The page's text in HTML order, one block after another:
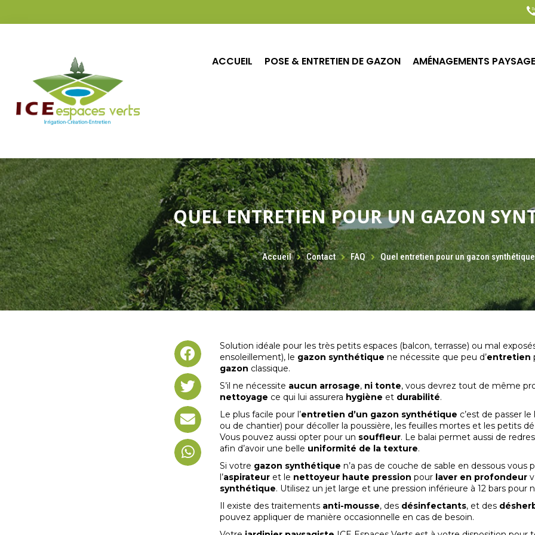
ACCUEIL POSE & ENTRETIEN DE GAZON AMÉNAGEMENTS
ACCUEIL POSE & ENTRETIEN DE GAZON AMÉNAGEMENTS PAYSAGERS ENTRETIEN &
QUEL ENTRETIEN POUR UN GAZON
Accueil Contact FAQ Quel entretien pour un gazon
Solution idéale pour les très petits espaces (balcon, terrasse) ou mal
ensoleillement), le gazon synthétique ne nécessite que peu d’entretien
gazon classique.
S’il ne nécessite aucun arrosage, ni tonte, vous devrez tout de même
nettoyage ce qui lui assurera hygiène et durabilité.
Le plus facile pour l’entretien d’un gazon synthétique c’est de passer le
ou de chantier) pour décoller la poussière, les feuilles mortes et les petits
Vous pouvez aussi opter pour un souffleur. Le balai permet aussi de
afin d’avoir une belle uniformité de la texture.
Si votre gazon synthétique n’a pas de couche de sable en dessous vous
l’aspirateur et le nettoyeur haute pression pour laver en profondeur
synthétique. Utilisez un jet large et une pression inférieure à 12 bars pour
Il existe des traitements anti-mousse, des désinfectants, et des
pouvez appliquer de manière occasionnelle en cas de besoin.